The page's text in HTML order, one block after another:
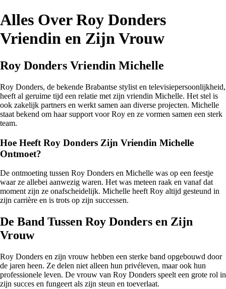
Alles Over Roy Donders
Vriendin en Zijn Vrouw
Roy Donders Vriendin Michelle
Roy Donders, de bekende Brabantse stylist en televisiepersoonlijkheid,
heeft al geruime tijd een relatie met zijn vriendin Michelle. Het stel is
ook zakelijk partners en werkt samen aan diverse projecten. Michelle
staat bekend om haar support voor Roy en ze vormen samen een sterk
team.
Hoe Heeft Roy Donders Zijn Vriendin Michelle
Ontmoet?
De ontmoeting tussen Roy Donders en Michelle was op een feestje
waar ze allebei aanwezig waren. Het was meteen raak en vanaf dat
moment zijn ze onafscheidelijk. Michelle heeft Roy altijd gesteund in
zijn carrière en is trots op zijn successen.
De Band Tussen Roy Donders en Zijn
Vrouw
Roy Donders en zijn vrouw hebben een sterke band opgebouwd door
de jaren heen. Ze delen niet alleen hun privéleven, maar ook hun
professionele leven. De vrouw van Roy Donders speelt een grote rol in
zijn succes en fungeert als zijn steun en toeverlaat.